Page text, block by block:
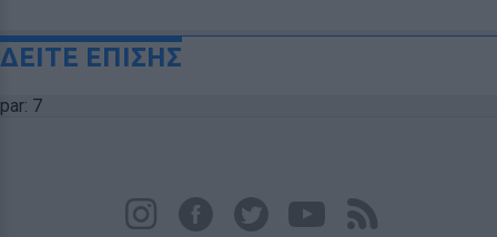
ΔΕΙΤΕ ΕΠΙΣΗΣ
par: 7